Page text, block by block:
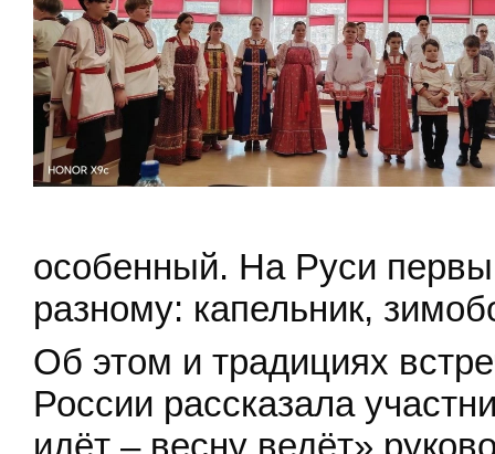
особенный. На Руси
разному: капельник,
Об этом и традициях
России рассказала